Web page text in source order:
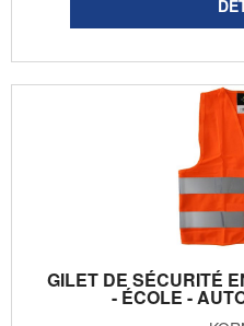
GILET DE SÉCURITÉ
- ÉCOLE -